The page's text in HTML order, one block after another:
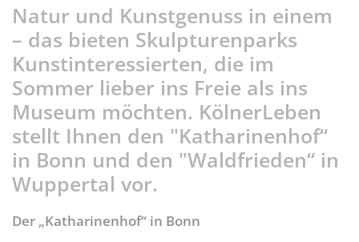
Natur und Kunstgenuss in einem
– das bieten Skulpturenparks
Kunstinteressierten, die im
Sommer lieber ins Freie als ins
Museum möchten. KölnerLeben
stellt Ihnen den "Katharinenhof“
in Bonn und den "Waldfrieden“ in
Wuppertal vor.
Der „Katharinenhof“ in Bonn